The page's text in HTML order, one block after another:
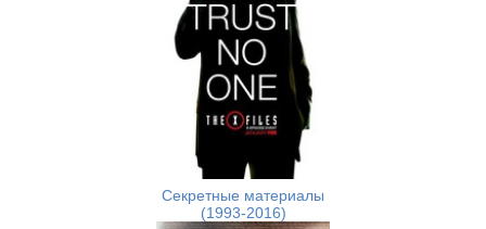
Секретные материалы
(1993-2016)